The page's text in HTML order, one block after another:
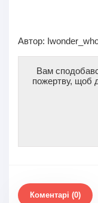
Автор:
Вам
пожертву, щоб
Коментарі (0)